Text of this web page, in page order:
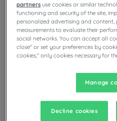
Confort supérieur garanti
partners use cookies or similar
functioning and security of the site,
personalized advertising and
measurements to evaluate their
social networks. You can accept all
close" or set your preferences by
cookies," only cookies necessary for
Manage
Decline cookies